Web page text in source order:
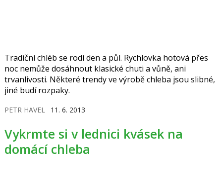
Tradiční chléb se rodí den a půl. Rychlovka hotová přes
noc nemůže dosáhnout klasické chuti a vůně, ani
trvanlivosti. Některé trendy ve výrobě chleba jsou slibné,
jiné budí rozpaky.
PETR HAVEL 11. 6. 2013
Vykrmte si v lednici kvásek na
domácí chleba